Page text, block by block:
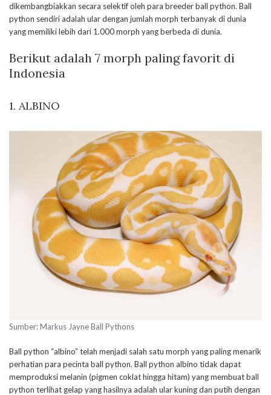
dikembangbiakkan secara selektif oleh para breeder ball python. Ball
python sendiri adalah ular dengan jumlah morph terbanyak di dunia
yang memiliki lebih dari 1.000 morph yang berbeda di dunia.
Berikut adalah 7 morph paling favorit di
Indonesia
1. ALBINO
Sumber: Markus Jayne Ball Pythons
Ball python “albino” telah menjadi salah satu morph yang paling menarik
perhatian para pecinta ball python. Ball python albino tidak dapat
memproduksi melanin (pigmen coklat hingga hitam) yang membuat ball
python terlihat gelap yang hasilnya adalah ular kuning dan putih dengan